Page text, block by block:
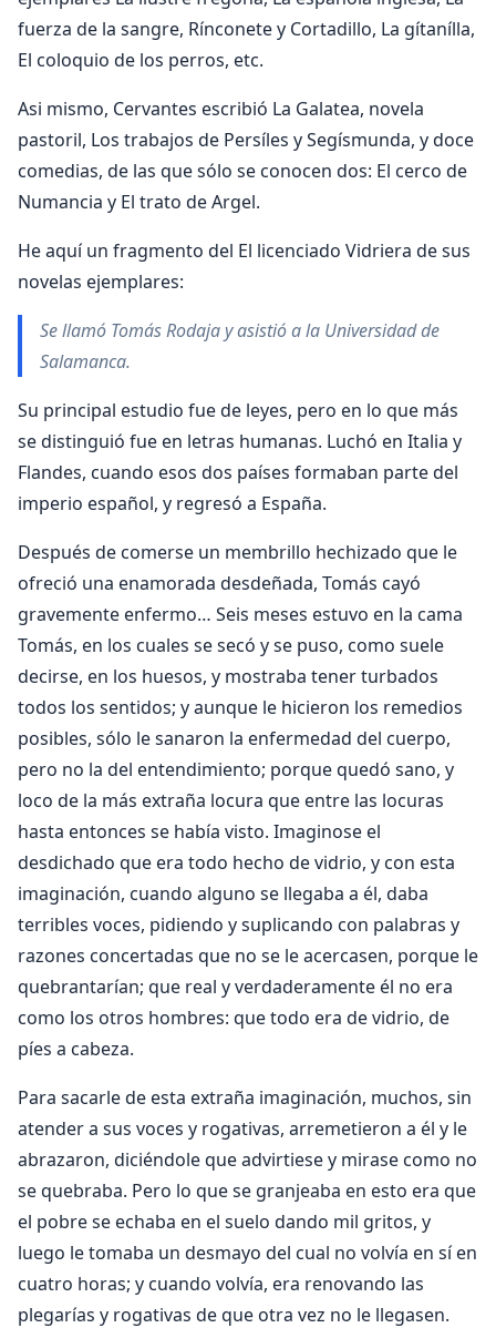
fuerza de la sangre, Rínconete y Cortadillo, La gítanílla,
El coloquio de los perros, etc.
Asi mismo, Cervantes escribió La Galatea, novela
pastoril, Los trabajos de Persíles y Segísmunda, y doce
comedias, de las que sólo se conocen dos: El cerco de
Numancia y El trato de Argel.
He aquí un fragmento del El licenciado Vidriera de sus
novelas ejemplares:
Se llamó Tomás Rodaja y asistió a la Universidad de
Salamanca.
Su principal estudio fue de leyes, pero en lo que más
se distinguió fue en letras humanas. Luchó en Italia y
Flandes, cuando esos dos países formaban parte del
imperio español, y regresó a España.
Después de comerse un membrillo hechizado que le
ofreció una enamorada desdeñada, Tomás cayó
gravemente enfermo… Seis meses estuvo en la cama
Tomás, en los cuales se secó y se puso, como suele
decirse, en los huesos, y mostraba tener turbados
todos los sentidos; y aunque le hicieron los remedios
posibles, sólo le sanaron la enfermedad del cuerpo,
pero no la del entendimiento; porque quedó sano, y
loco de la más extraña locura que entre las locuras
hasta entonces se había visto. Imaginose el
desdichado que era todo hecho de vidrio, y con esta
imaginación, cuando alguno se llegaba a él, daba
terribles voces, pidiendo y suplicando con palabras y
razones concertadas que no se le acercasen, porque le
quebrantarían; que real y verdaderamente él no era
como los otros hombres: que todo era de vidrio, de
píes a cabeza.
Para sacarle de esta extraña imaginación, muchos, sin
atender a sus voces y rogativas, arremetieron a él y le
abrazaron, diciéndole que advirtiese y mirase como no
se quebraba. Pero lo que se granjeaba en esto era que
el pobre se echaba en el suelo dando mil gritos, y
luego le tomaba un desmayo del cual no volvía en sí en
cuatro horas; y cuando volvía, era renovando las
plegarías y rogativas de que otra vez no le llegasen.